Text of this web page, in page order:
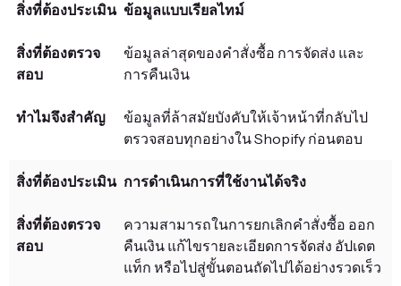
ข้อมูลแบบเรียลไทม์
ข้อมูลล่าสุดของคำสั่งซื้อ การจัดส่ง และ
การคืนเงิน
ข้อมูลที่ล้าสมัยบังคับให้เจ้าหน้าที่กลับไป
ตรวจสอบทุกอย่างใน Shopify ก่อนตอบ
การดำเนินการที่ใช้งานได้จริง
ความสามารถในการยกเลิกคำสั่งซื้อ ออก
คืนเงิน แก้ไขรายละเอียดการจัดส่ง อัปเดต
แท็ก หรือไปสู่ขั้นตอนถัดไปได้อย่างรวดเร็ว